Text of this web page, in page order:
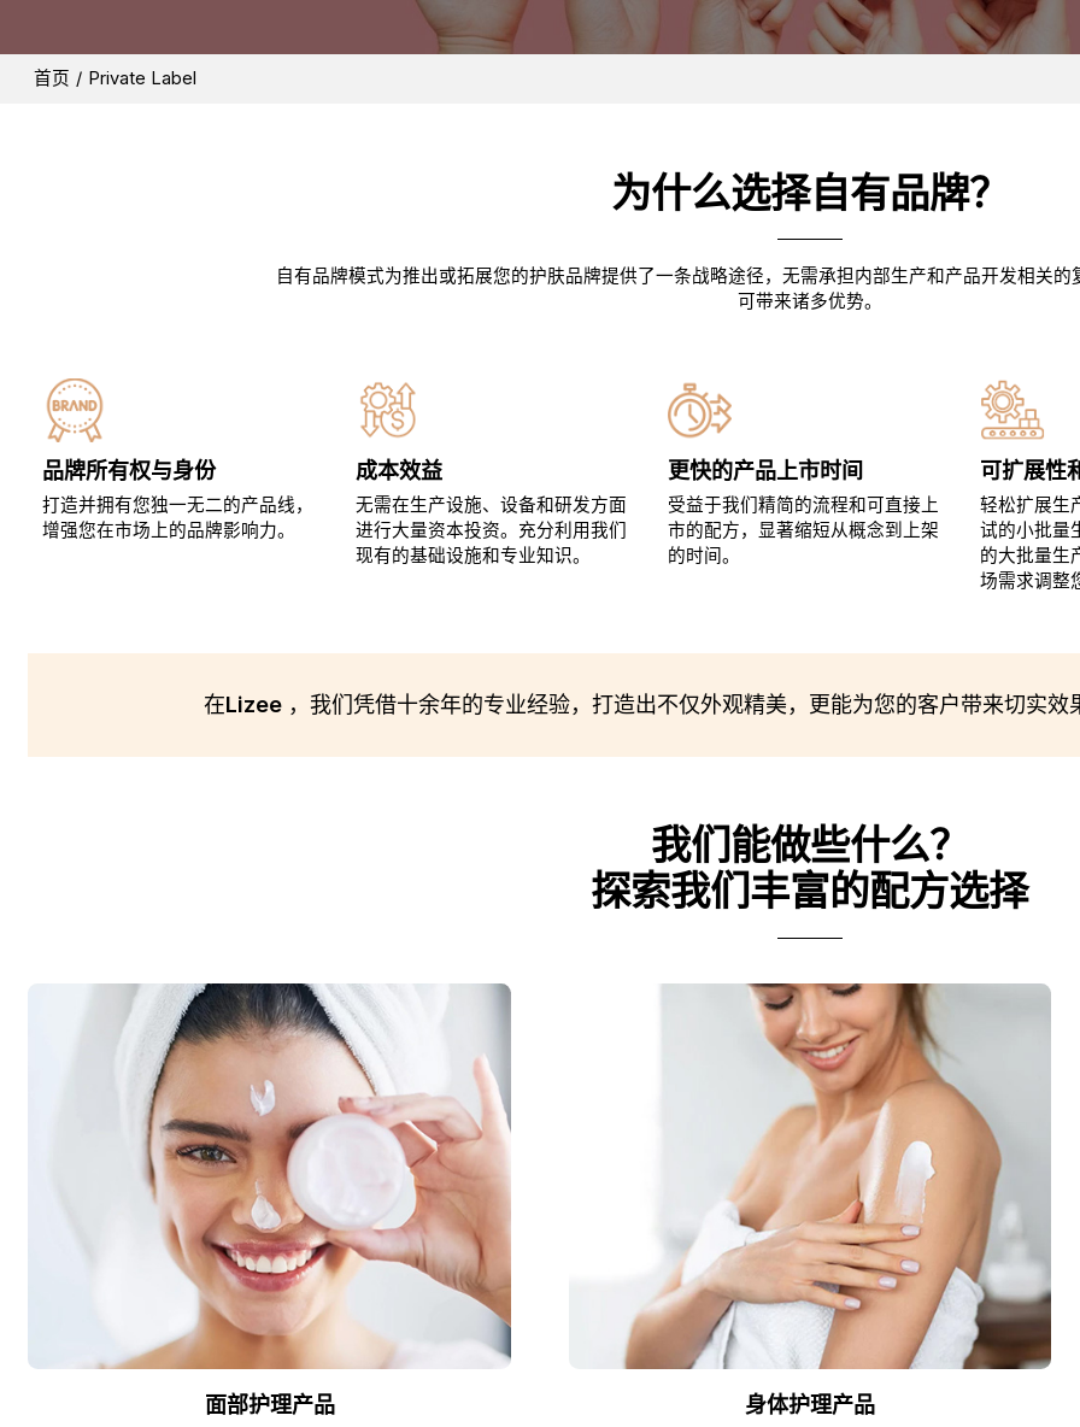
首页 / Private Label
为什么选择自有品牌？
自有品牌模式为推出或拓展您的护肤品牌提供了一条战略途径，无需承担内部生产和产品开发相关
可带来诸多优势。
品牌所有权与身份
打造并拥有您独一无二的产品线，
增强您在市场上的品牌影响力。
成本效益
无需在生产设施、设备和研发方面
进行大量资本投资。充分利用我们
现有的基础设施和专业知识。
更快的产品上市时间
受益于我们精简的流程和可直接上
市的配方，显著缩短从概念到上架
的时间。
可扩展性
轻松扩展生
试的小批量
的大批量生
场需求调整
在Lizee，我们凭借十余年的专业经验，打造出不仅外观精美，更能为您的客户带来切实效
我们能做些什么？
探索我们丰富的配方选择
面部护理产品 身体护理产品